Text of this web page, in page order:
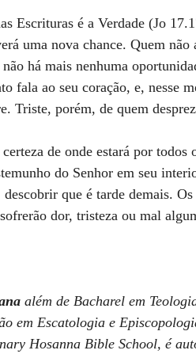
Escrituras é a Verdade (Jo
uma nova chance. Quem
há mais nenhuma
fala ao seu coração, e, nesse
Triste, porém, de quem
de onde estará por
do Senhor em seu
que é tarde demais.
dor, tristeza ou mal
além de Bacharel em
em Escatologia e
Hosanna Bible School, é